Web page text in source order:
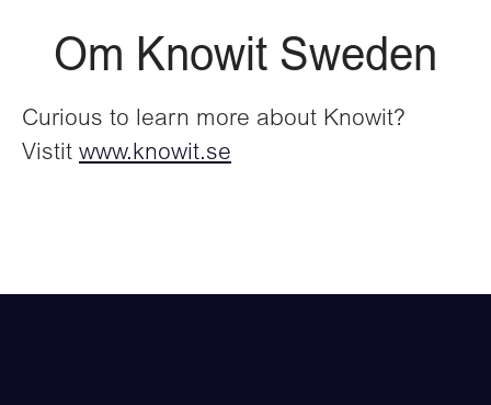
Om Knowit Sweden
Curious to learn more about Knowit?
Vistit www.knowit.se